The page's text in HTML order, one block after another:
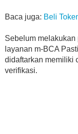
Baca juga: Beli
Sebelum
layanan m-BCA
didaftarkan memiliki
verifikasi.